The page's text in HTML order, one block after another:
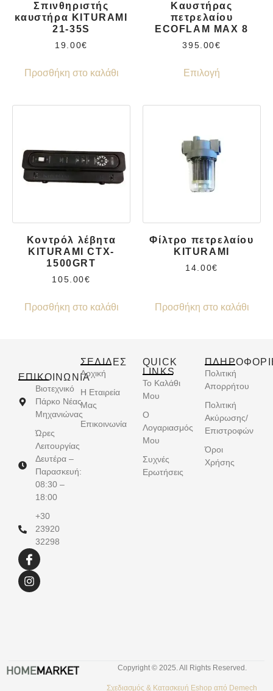
Σπινθηριστής
καυστήρα KITURAMI
21-35S
19.00€
Προσθήκη στο καλάθι
Καυστήρας
πετρελαίου
ECOFLAM MAX 8
395.00€
Επιλογή
Κοντρόλ λέβητα
KITURAMI CTX-
1500GRT
105.00€
Προσθήκη στο καλάθι
Φίλτρο πετρελαίου
KITURAMI
14.00€
Προσθήκη στο καλάθι
ΕΠΙΚΟΙΝΩΝΊΑ
Βιοτεχνικό
Πάρκο Νέας
Μηχανιώνας
Ώρες
Λειτουργίας
Δευτέρα –
Παρασκευή:
08:30 –
18:00
+30
23920
32298
ΣΕΛΙΔΕΣ
Αρχική
Η Εταιρεία
Μας
Επικοινωνία
QUICK
LINKS
Το Καλάθι
Μου
Ο
Λογαριασμός
Μου
Συχνές
Ερωτήσεις
Πολιτική
Απορρήτου
Πολιτική
Ακύρωσης/
Επιστροφών
Όροι
Χρήσης
Copyright © 2025. All Rights Reserved.
Σχεδιασμός & Κατασκευή Eshop από Demech